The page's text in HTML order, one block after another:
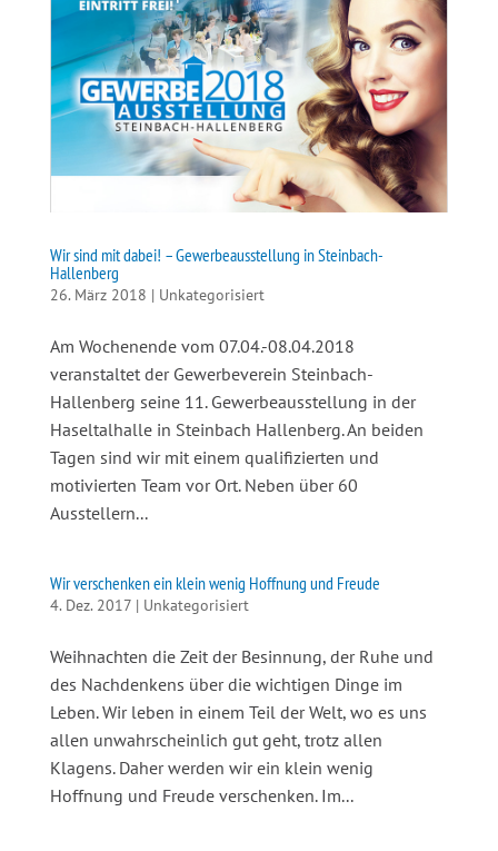
Wir sind mit dabei! – Gewerbeausstellung in Steinbach-
Hallenberg
26. März 2018 | Unkategorisiert
Am Wochenende vom 07.04.-08.04.2018
veranstaltet der Gewerbeverein Steinbach-
Hallenberg seine 11. Gewerbeausstellung in der
Haseltalhalle in Steinbach Hallenberg. An beiden
Tagen sind wir mit einem qualifizierten und
motivierten Team vor Ort. Neben über 60
Ausstellern...
Wir verschenken ein klein wenig Hoffnung und Freude
4. Dez. 2017| Unkategorisiert
Weihnachten die Zeit der Besinnung, der Ruhe und
des Nachdenkens über die wichtigen Dinge im
Leben. Wir leben in einem Teil der Welt, wo es uns
allen unwahrscheinlich gut geht, trotz allen
Klagens. Daher werden wir ein klein wenig
Hoffnung und Freude verschenken. Im...